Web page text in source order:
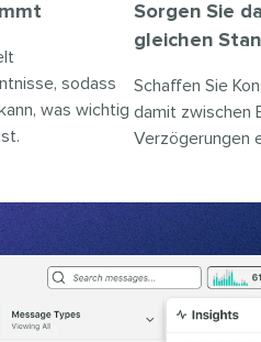
sodass
was wichtig
Sorgen Sie
gleichen
Schaffen Sie
damit zwischen
Verzögerungen